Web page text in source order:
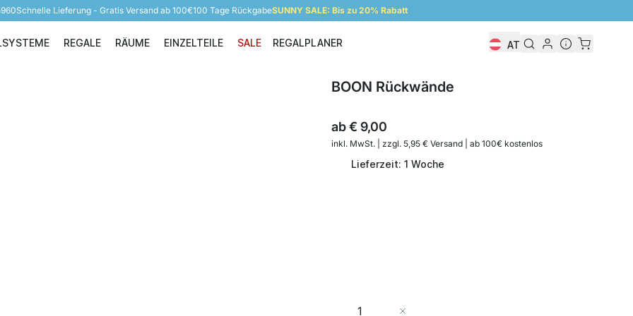
Schnelle Lieferung - Gratis Versand ab 100€100 Tage RückgabeSUNNY SALE: Bis zu 20% Rabatt
Regalsysteme
REGALE
Regale
RÄUME
Räume
EINZELTEILE
Einzelteile
SALE REGALPLANER AT
BOON Rückwände
ab€ 9,00
inkl. MwSt. | zzgl. 5,95 € Versand | ab 100€ kostenlos
Lieferzeit: 1 Woche
Menge